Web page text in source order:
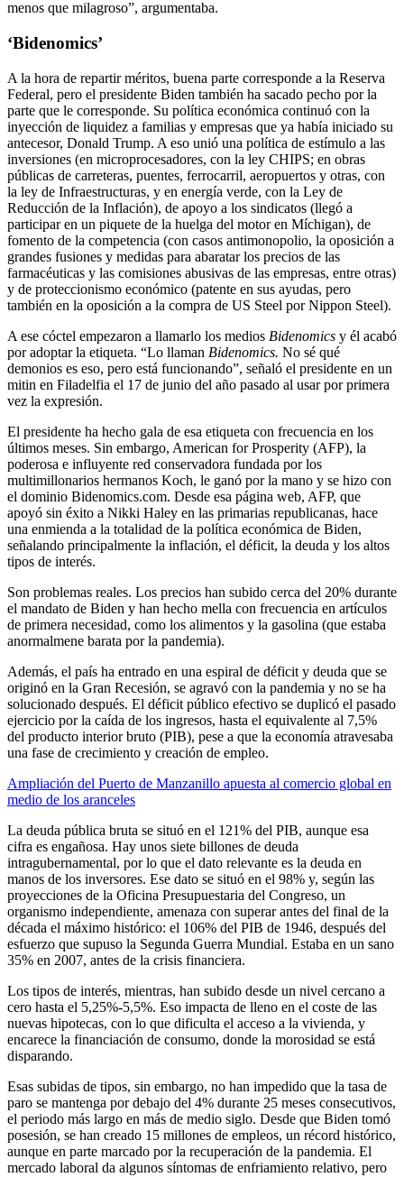
menos que milagroso”, argumentaba.
‘Bidenomics’
A la hora de repartir méritos, buena parte corresponde a la Reserva
Federal, pero el presidente Biden también ha sacado pecho por la
parte que le corresponde. Su política económica continuó con la
inyección de liquidez a familias y empresas que ya había iniciado su
antecesor, Donald Trump. A eso unió una política de estímulo a las
inversiones (en microprocesadores, con la ley CHIPS; en obras
públicas de carreteras, puentes, ferrocarril, aeropuertos y otras, con
la ley de Infraestructuras, y en energía verde, con la Ley de
Reducción de la Inflación), de apoyo a los sindicatos (llegó a
participar en un piquete de la huelga del motor en Míchigan), de
fomento de la competencia (con casos antimonopolio, la oposición a
grandes fusiones y medidas para abaratar los precios de las
farmacéuticas y las comisiones abusivas de las empresas, entre otras)
y de proteccionismo económico (patente en sus ayudas, pero
también en la oposición a la compra de US Steel por Nippon Steel).
A ese cóctel empezaron a llamarlo los medios Bidenomics y él acabó
por adoptar la etiqueta. “Lo llaman Bidenomics. No sé qué
demonios es eso, pero está funcionando”, señaló el presidente en un
mitin en Filadelfia el 17 de junio del año pasado al usar por primera
vez la expresión.
El presidente ha hecho gala de esa etiqueta con frecuencia en los
últimos meses. Sin embargo, American for Prosperity (AFP), la
poderosa e influyente red conservadora fundada por los
multimillonarios hermanos Koch, le ganó por la mano y se hizo con
el dominio Bidenomics.com. Desde esa página web, AFP, que
apoyó sin éxito a Nikki Haley en las primarias republicanas, hace
una enmienda a la totalidad de la política económica de Biden,
señalando principalmente la inflación, el déficit, la deuda y los altos
tipos de interés.
Son problemas reales. Los precios han subido cerca del 20% durante
el mandato de Biden y han hecho mella con frecuencia en artículos
de primera necesidad, como los alimentos y la gasolina (que estaba
anormalmene barata por la pandemia).
Además, el país ha entrado en una espiral de déficit y deuda que se
originó en la Gran Recesión, se agravó con la pandemia y no se ha
solucionado después. El déficit público efectivo se duplicó el pasado
ejercicio por la caída de los ingresos, hasta el equivalente al 7,5%
del producto interior bruto (PIB), pese a que la economía atravesaba
una fase de crecimiento y creación de empleo.
Ampliación del Puerto de Manzanillo apuesta al comercio global en
medio de los aranceles
La deuda pública bruta se situó en el 121% del PIB, aunque esa
cifra es engañosa. Hay unos siete billones de deuda
intragubernamental, por lo que el dato relevante es la deuda en
manos de los inversores. Ese dato se situó en el 98% y, según las
proyecciones de la Oficina Presupuestaria del Congreso, un
organismo independiente, amenaza con superar antes del final de la
década el máximo histórico: el 106% del PIB de 1946, después del
esfuerzo que supuso la Segunda Guerra Mundial. Estaba en un sano
35% en 2007, antes de la crisis financiera.
Los tipos de interés, mientras, han subido desde un nivel cercano a
cero hasta el 5,25%-5,5%. Eso impacta de lleno en el coste de las
nuevas hipotecas, con lo que dificulta el acceso a la vivienda, y
encarece la financiación de consumo, donde la morosidad se está
disparando.
Esas subidas de tipos, sin embargo, no han impedido que la tasa de
paro se mantenga por debajo del 4% durante 25 meses consecutivos,
el periodo más largo en más de medio siglo. Desde que Biden tomó
posesión, se han creado 15 millones de empleos, un récord histórico,
aunque en parte marcado por la recuperación de la pandemia. El
mercado laboral da algunos síntomas de enfriamiento relativo, pero